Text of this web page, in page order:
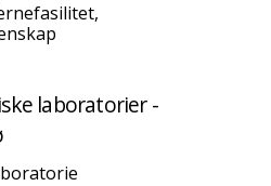
laboratorier -